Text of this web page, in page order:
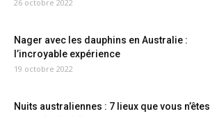
26 octobre 2022
Nager avec les dauphins en Australie :
l’incroyable expérience
19 octobre 2022
Nuits australiennes : 7 lieux que vous n’êtes